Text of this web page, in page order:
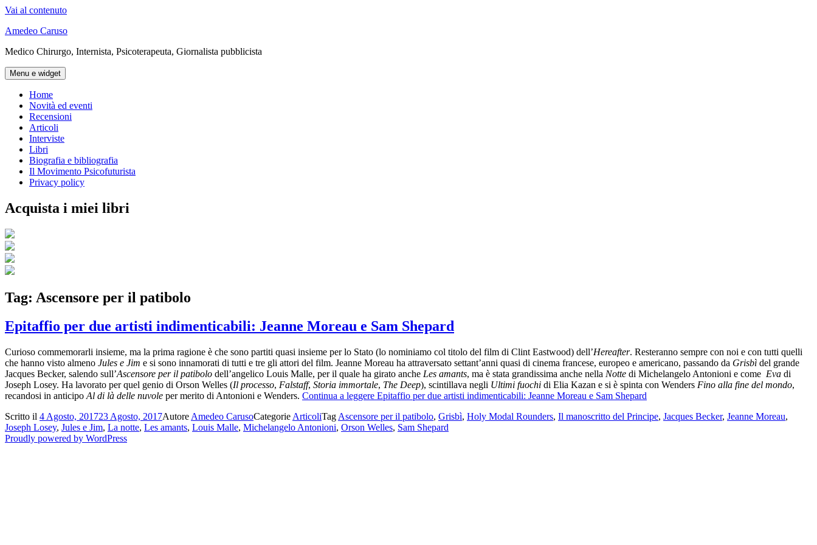
Vai al contenuto
Amedeo Caruso
Medico Chirurgo, Internista, Psicoterapeuta, Giornalista pubblicista
Menu e widget
Home
Novità ed eventi
Recensioni
Articoli
Interviste
Libri
Biografia e bibliografia
Il Movimento Psicofuturista
Privacy policy
Acquista i miei libri
Tag: Ascensore per il patibolo
Epitaffio per due artisti indimenticabili: Jeanne Moreau e Sam Shepard
Curioso commemorarli insieme, ma la prima ragione è che sono partiti quasi insieme per lo Stato (lo nominiamo col titolo del film di Clint Eastwood) dell’Hereafter. Resteranno sempre con noi e con tutti quelli
che hanno visto almeno Jules e Jim e si sono innamorati di tutti e tre gli attori del film. Jeanne Moreau ha attraversato settant’anni quasi di cinema francese, europeo e americano, passando da Grisbì del grande
Jacques Becker, salendo sull’Ascensore per il patibolo dell’angelico Louis Malle, per il quale ha girato anche Les amants, ma è stata grandissima anche nella Notte di Michelangelo Antonioni e come Eva di
Joseph Losey. Ha lavorato per quel genio di Orson Welles (Il processo, Falstaff, Storia immortale, The Deep), scintillava negli Ultimi fuochi di Elia Kazan e si è spinta con Wenders Fino alla fine del mondo,
recandosi in anticipo Al di là delle nuvole per merito di Antonioni e Wenders. Continua a leggere Epitaffio per due artisti indimenticabili: Jeanne Moreau e Sam Shepard
Scritto il 4 Agosto, 201723 Agosto, 2017Autore Amedeo CarusoCategorie ArticoliTag Ascensore per il patibolo, Grisbì, Holy Modal Rounders, Il manoscritto del Principe, Jacques Becker, Jeanne Moreau,
Joseph Losey, Jules e Jim, La notte, Les amants, Louis Malle, Michelangelo Antonioni, Orson Welles, Sam Shepard
Proudly powered by WordPress